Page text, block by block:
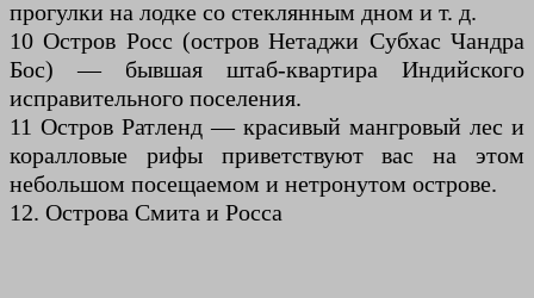
прогулки на лодке со стеклянным дном и т. д.
10 Остров Росс (остров Нетаджи Субхас Чандра
Бос) — бывшая штаб-квартира Индийского
исправительного поселения.
11 Остров Ратленд — красивый мангровый лес и
коралловые рифы приветствуют вас на этом
небольшом посещаемом и нетронутом острове.
12. Острова Смита и Росса